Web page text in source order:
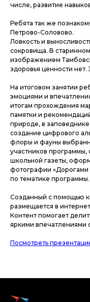
числе, развитие
Ребята так же
Петрово-Соловово.
Ловкость и
сокровища. В
изображением
здоровья ценности
На итоговом занятии
эмоциями и
итогам прохождения
памятки и
природе, в
создание цифрового
флоры и фауны
участников
школьной газеты,
фотографии «Дорогами
по тематике программы.
Созданный с помощью
размещается в
Контент помогает
яркими впечатлениями
Посмотреть